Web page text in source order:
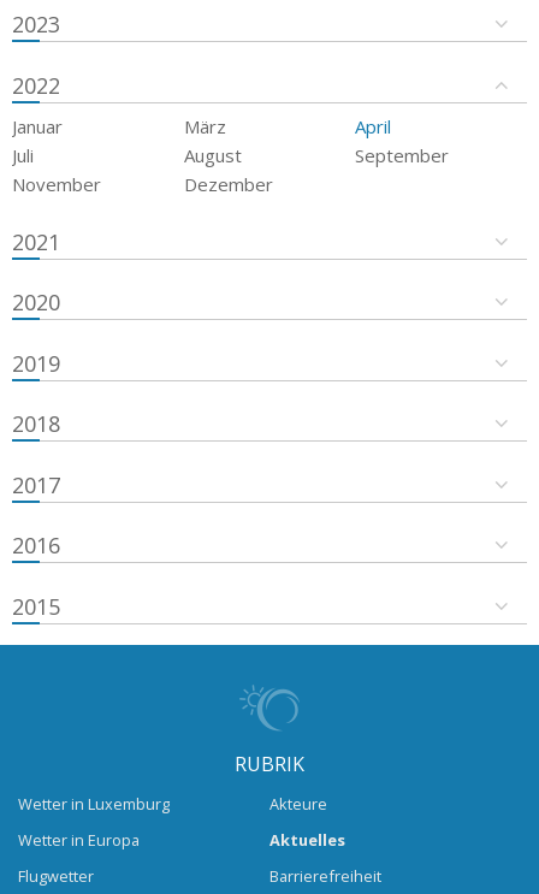
2023
2022
Januar März
April
Juli
August
September
November
Dezember
2021
2020
2019
2018
2017
2016
2015
RUBRIK
Wetter in Luxemburg
Wetter in Europa
Flugwetter
Akteure
Aktuelles
Barrierefreiheit